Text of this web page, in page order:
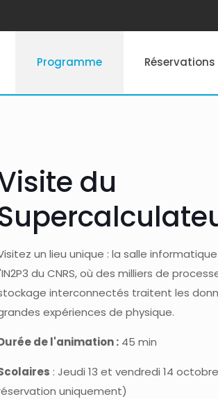
Programme Réservations
du
un lieu unique : la salle
du CNRS, où des milliers de
interconnectés traitent les
expériences de physique.
de l'animation : 45 min
: Jeudi 13 et vendredi 14 octobre
uniquement)